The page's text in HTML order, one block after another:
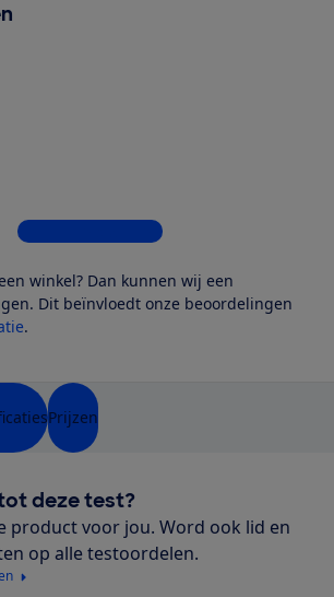
Bekijk alle 5 winkels
winkel? Dan kunnen wij een
Dit beïnvloedt onze beoordelingen
.
Prijzen
deze test?
product voor jou. Word ook lid en
op alle testoordelen.